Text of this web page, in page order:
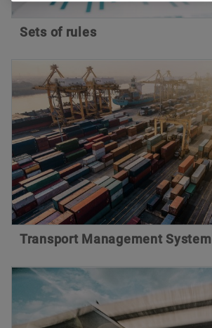
Sets of rules
Transport Management System